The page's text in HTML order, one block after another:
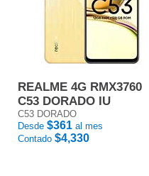
REALME 4G RMX3760
C53 DORADO IU
C53 DORADO
Desde $361 al mes
Contado $4,330